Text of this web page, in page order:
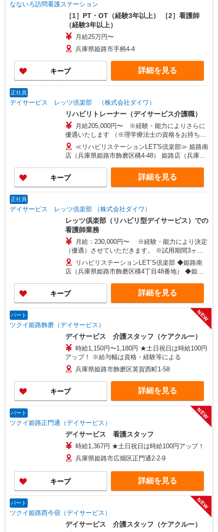
なないろ訪問看護ステーション
［1］PT・OT（経験3年以上） ［2］看護師
（経験3年以上）
月給25万円〜
兵庫県姫路市手柄4-4
キープ 詳細を見る
正社員
デイサービス レッツ倶楽部 （株式会社ダイワ）
リハビリトレーナー（デイサービス介護職）
月給205,000円〜 ※経験・能力によりさらに
優遇いたします （※理学療法士の資格をお持ちの
方 月給：230,000円〜） （※生活相談員 《正社
員》 も同時募集！ 月給：220,000円〜） ※試用
期間あり（3ヶ月）同条件
≪リハビリステーションLET'S倶楽部≫ 姫路南
店（兵庫県姫路市飾磨区構4-48） 姫路店（兵庫県
市網干区大江島94番3） ★車通勤OK！
キープ 詳細を見る
正社員
デイサービス レッツ倶楽部 （株式会社ダイワ）
レッツ倶楽部（リハビリ型デイサービス）での
看護師業務
月給：230,000円〜 ※経験・能力により決定
（優遇）させていただきます。 ※試用期間3ヶ月
あり（同条件）
リハビリステーションLET’S倶楽部 ◆姫路南
店（兵庫県姫路市飾磨区構4丁目48番地） ◆姫路
し店（兵庫県姫路市網干区大江島94番3） ★車通
勤OK
キープ 詳細を見る
パート
ツクイ姫路飾磨（デイサービス）
NEW
デイサービス 介護スタッフ（ケアクルー）
時給1,150円〜1,180円 ★土日祝日は時給100円
アップ！ ※給与幅は資格・経験等による
兵庫県姫路市飾磨区英賀西町1-58
キープ 詳細を見る
パート
ツクイ姫路正門通（デイサービス）
NEW
デイサービス 看護スタッフ
時給1,367円 ★土日祝日は時給100円アップ！
兵庫県姫路市広畑区正門通2-2-9
キープ 詳細を見る
パート
ツクイ姫路西今宿（デイサービス）
NEW
デイサービス 介護スタッフ（ケアクルー）